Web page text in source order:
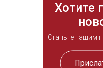
Хотите
Станьте нашим